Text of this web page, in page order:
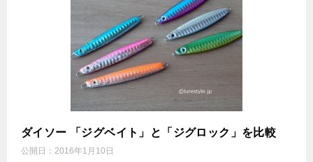
ダイソー 「ジグベイト」と「ジグロック」を比較
公開日： 2016年1月10日